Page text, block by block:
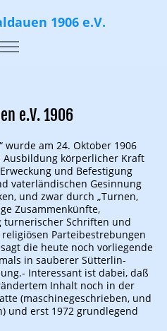
1906 e.V.
e.V. 1906
wurde am 24. Oktober 1906
Ausbildung körperlicher Kraft
und Befestigung
vaterländischen Gesinnung
und zwar durch „Turnen,
Zusammenkünfte,
turnerischer Schriften und
Parteibestrebungen
die heute noch vorliegende
in sauberer Sütterlin-
Interessant ist dabei, daß
Inhalt noch in der
(maschinegeschrieben, und
und erst 1972 grundlegend